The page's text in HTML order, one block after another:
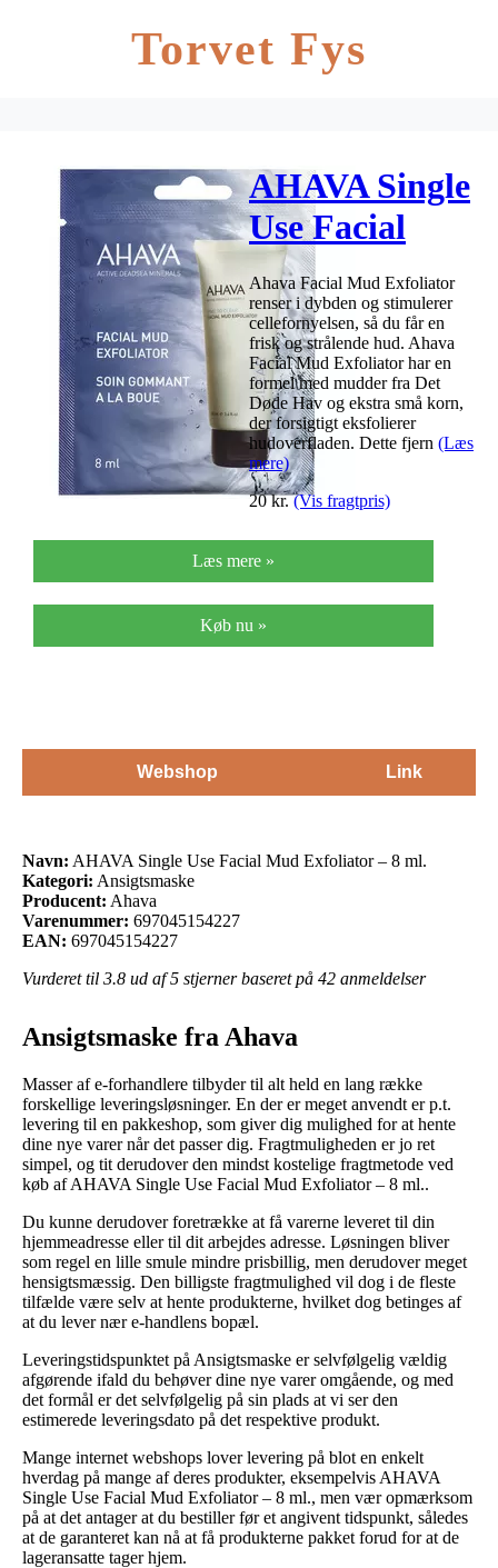
Torvet Fys
AHAVA Single
Use Facial
Mud
Exfoliator – 8
ml.
Ahava Facial Mud Exfoliator
renser i dybden og stimulerer
cellefornyelsen, så du får en
frisk og strålende hud. Ahava
Facial Mud Exfoliator har en
formel med mudder fra Det
Døde Hav og ekstra små korn,
der forsigtigt eksfolierer
hudoverfladen. Dette fjern (Læs
mere)
20 kr. (Vis fragtpris)
Læs mere »
Køb nu »
Webshop Link
Navn: AHAVA Single Use Facial Mud Exfoliator – 8 ml.
Kategori: Ansigtsmaske
Producent: Ahava
Varenummer: 697045154227
EAN: 697045154227
Vurderet til 3.8 ud af 5 stjerner baseret på 42 anmeldelser
Ansigtsmaske fra Ahava
Masser af e-forhandlere tilbyder til alt held en lang række
forskellige leveringsløsninger. En der er meget anvendt er p.t.
levering til en pakkeshop, som giver dig mulighed for at hente
dine nye varer når det passer dig. Fragtmuligheden er jo ret
simpel, og tit derudover den mindst kostelige fragtmetode ved
køb af AHAVA Single Use Facial Mud Exfoliator – 8 ml..
Du kunne derudover foretrække at få varerne leveret til din
hjemmeadresse eller til dit arbejdes adresse. Løsningen bliver
som regel en lille smule mindre prisbillig, men derudover meget
hensigtsmæssig. Den billigste fragtmulighed vil dog i de fleste
tilfælde være selv at hente produkterne, hvilket dog betinges af
at du lever nær e-handlens bopæl.
Leveringstidspunktet på Ansigtsmaske er selvfølgelig vældig
afgørende ifald du behøver dine nye varer omgående, og med
det formål er det selvfølgelig på sin plads at vi ser den
estimerede leveringsdato på det respektive produkt.
Mange internet webshops lover levering på blot en enkelt
hverdag på mange af deres produkter, eksempelvis AHAVA
Single Use Facial Mud Exfoliator – 8 ml., men vær opmærksom
på at det antager at du bestiller før et angivent tidspunkt, således
at de garanteret kan nå at få produkterne pakket forud for at de
lageransatte tager hjem.